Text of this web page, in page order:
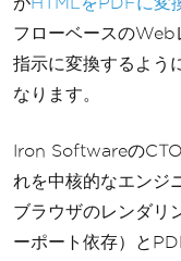
フローベースのWeb
指示に変換するよう
なります。
Iron Softwareの
れを中核的なエンジ
ブラウザのレンダリ
ーポート依存）と